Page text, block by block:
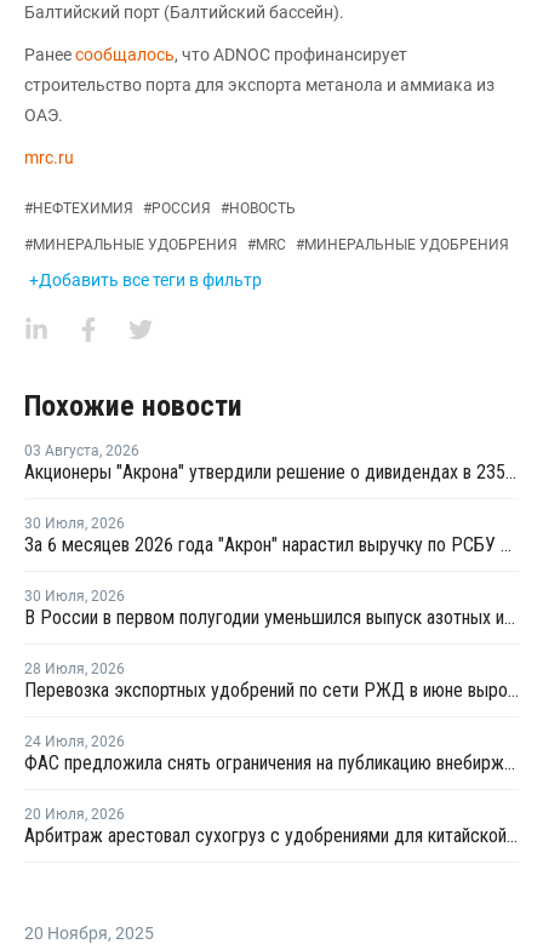
Балтийский порт (Балтийский бассейн).
Ранеесообщалось, что ADNOC профинансирует
строительство порта для экспорта метанола и аммиака из
ОАЭ.
mrc.ru
#НЕФТЕХИМИЯ #РОССИЯ #НОВОСТЬ
#МИНЕРАЛЬНЫЕ УДОБРЕНИЯ #MRC #МИНЕРАЛЬНЫЕ УДОБРЕНИЯ
+Добавить все теги в фильтр
Похожие новости
03 Августа, 2026
Акционеры "Акрона" утвердили решение о дивидендах в 235 рублей на акцию
30 Июля, 2026
За 6 месяцев 2026 года "Акрон" нарастил выручку по РСБУ на 1,3%
30 Июля, 2026
В России в первом полугодии уменьшился выпуск азотных и фосфорных удобрений
28 Июля, 2026
Перевозка экспортных удобрений по сети РЖД в июне выросла на 11,2%
24 Июля, 2026
ФАС предложила снять ограничения на публикацию внебиржевых индексов на удобрения
20 Июля, 2026
Арбитраж арестовал сухогруз с удобрениями для китайской компании
20 Ноября, 2025